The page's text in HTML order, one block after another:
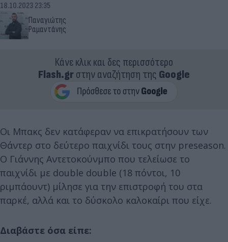
Παναγιώτης
Ραμαντάνης
18.10.2023 23:35
Κάνε κλικ και δες περισσότερο
Flash.grστην αναζήτηση της Google
Οι Μπακς δεν κατάφεραν να επικρατήσουν των
Θάντερ στο δεύτερο παιχνίδι τους στην preseason.
Ο Γιάννης Αντετοκούνμπο που τελείωσε το
παιχνίδι με double double (18 πόντοι, 10
ριμπάουντ) μίλησε για την επιστροφή του στα
παρκέ, αλλά και το δύσκολο καλοκαίρι που είχε.
Διαβάστε όσα είπε: